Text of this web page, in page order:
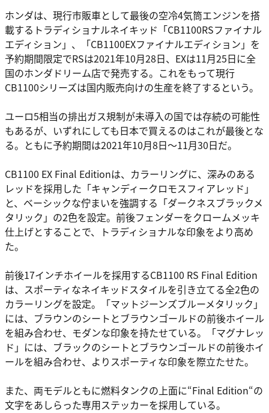
ホンダは、現行市販車として最後の空冷4気筒エンジンを搭
載するトラディショナルネイキッド「CB1100RSファイナル
エディション」、「CB1100EXファイナルエディション」を
予約期間限定でRSは2021年10月28日、EXは11月25日に全
国のホンダドリーム店で発売する。これをもって現行
CB1100シリーズは国内販売向けの生産を終了するという。
ユーロ5相当の排出ガス規制が未導入の国では存続の可能性
もあるが、いずれにしても日本で買えるのはこれが最後とな
る。ともに予約期間は2021年10月8日～11月30日だ。
CB1100 EX Final Editionは、カラーリングに、深みのある
レッドを採用した「キャンディークロモスフィアレッド」
と、ベーシックな佇まいを強調する「ダークネスブラックメ
タリック」の2色を設定。前後フェンダーをクロームメッキ
仕上げとすることで、トラディショナルな印象をより高め
た。
前後17インチホイールを採用するCB1100 RS Final Edition
は、スポーティなネイキッドスタイルを引き立てる全2色の
カラーリングを設定。「マットジーンズブルーメタリック」
には、ブラウンのシートとブラウンゴールドの前後ホイール
を組み合わせ、モダンな印象を持たせている。「マグナレッ
ド」には、ブラックのシートとブラウンゴールドの前後ホイ
ールを組み合わせ、よりスポーティな印象を際立たせた。
また、両モデルともに燃料タンクの上面に“Final Edition“の
文字をあしらった専用ステッカーを採用している。